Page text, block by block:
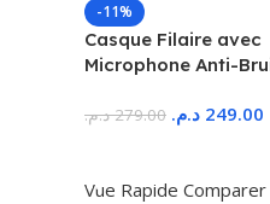
-11%
Casque Filaire avec
Microphone Anti-
279.00 د.م. 249.00 د.م.
Vue Rapide Comparer